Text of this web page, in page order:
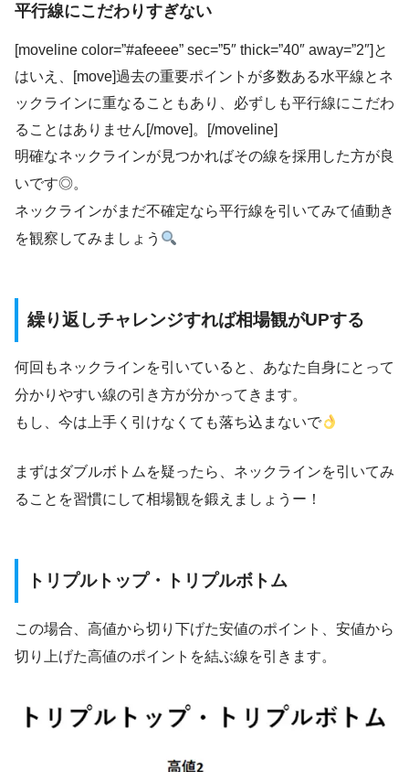
平行線にこだわりすぎない
[moveline color=”#afeeee” sec=”5″ thick=”40″ away=”2″]と
はいえ、[move]過去の重要ポイントが多数ある水平線とネ
ックラインに重なることもあり、必ずしも平行線にこだわ
ることはありません[/move]。[/moveline]
明確なネックラインが見つかればその線を採用した方が良
いです◎。
ネックラインがまだ不確定なら平行線を引いてみて値動き
を観察してみましょう
繰り返しチャレンジすれば相場観がUPする
何回もネックラインを引いていると、あなた自身にとって
分かりやすい線の引き方が分かってきます。
もし、今は上手く引けなくても落ち込まないで
まずはダブルボトムを疑ったら、ネックラインを引いてみ
ることを習慣にして相場観を鍛えましょうー！
トリプルトップ・トリプルボトム
この場合、高値から切り下げた安値のポイント、安値から
切り上げた高値のポイントを結ぶ線を引きます。